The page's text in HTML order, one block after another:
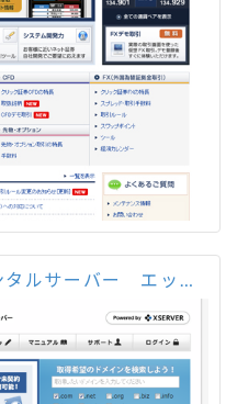
ドメイン名取得＆無料レンタルサーバー エックスドメイン